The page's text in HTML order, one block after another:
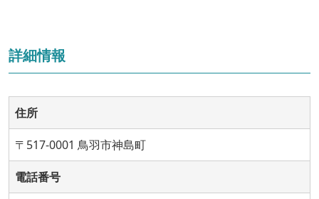
詳細情報
住所
〒517-0001 鳥羽市神島町
電話番号